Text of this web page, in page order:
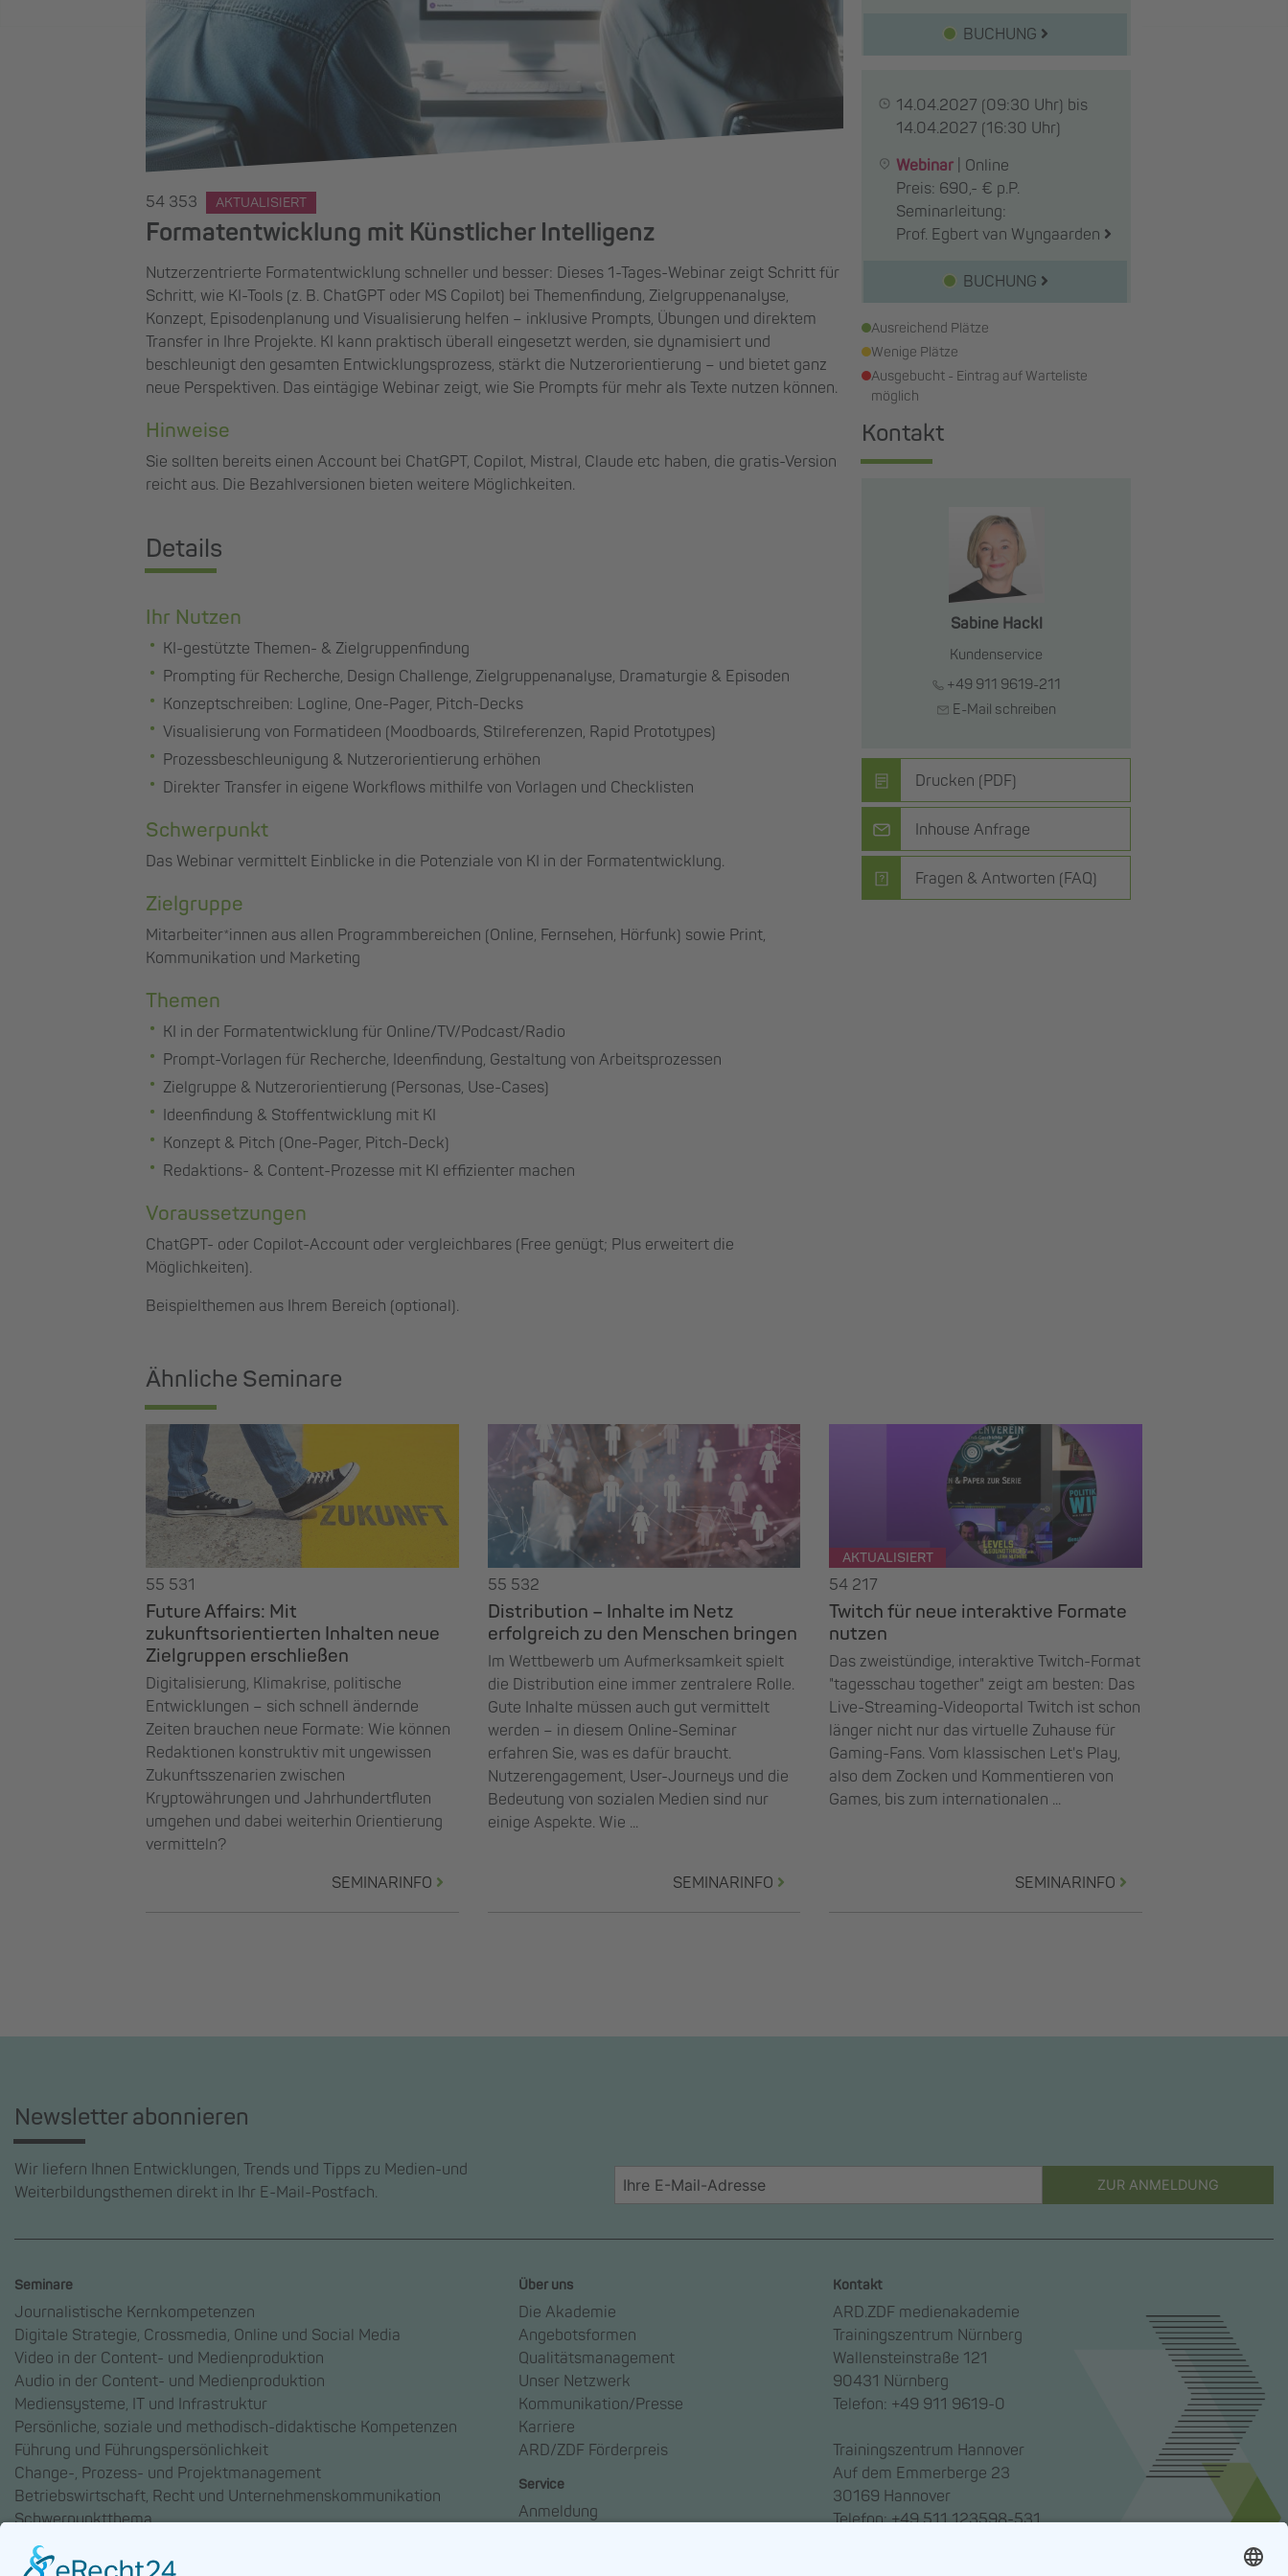
54 353 AKTUALISIERT
Formatentwicklung mit Künstlicher Intelligenz
Nutzerzentrierte Formatentwicklung schneller und besser: Dieses 1-Tages-Webinar zeigt Schritt für
Schritt, wie KI-Tools (z. B. ChatGPT oder MS Copilot) bei Themenfindung, Zielgruppenanalyse,
Konzept, Episodenplanung und Visualisierung helfen – inklusive Prompts, Übungen und direktem
Transfer in Ihre Projekte. KI kann praktisch überall eingesetzt werden, sie dynamisiert und
beschleunigt den gesamten Entwicklungsprozess, stärkt die Nutzerorientierung – und bietet ganz
neue Perspektiven. Das eintägige Webinar zeigt, wie Sie Prompts für mehr als Texte nutzen können.
Hinweise
Sie sollten bereits einen Account bei ChatGPT, Copilot, Mistral, Claude etc haben, die gratis-Version
reicht aus. Die Bezahlversionen bieten weitere Möglichkeiten.
Details
Ihr Nutzen
KI-gestützte Themen- & Zielgruppenfindung
Prompting für Recherche, Design Challenge, Zielgruppenanalyse, Dramaturgie & Episoden
Konzeptschreiben: Logline, One-Pager, Pitch-Decks
Visualisierung von Formatideen (Moodboards, Stilreferenzen, Rapid Prototypes)
Prozessbeschleunigung & Nutzerorientierung erhöhen
Direkter Transfer in eigene Workflows mithilfe von Vorlagen und Checklisten
Schwerpunkt
Das Webinar vermittelt Einblicke in die Potenziale von KI in der Formatentwicklung.
Zielgruppe
Mitarbeiter*innen aus allen Programmbereichen (Online, Fernsehen, Hörfunk) sowie Print,
Kommunikation und Marketing
Themen
KI in der Formatentwicklung für Online/TV/Podcast/Radio
Prompt-Vorlagen für Recherche, Ideenfindung, Gestaltung von Arbeitsprozessen
Zielgruppe & Nutzerorientierung (Personas, Use-Cases)
Ideenfindung & Stoffentwicklung mit KI
Konzept & Pitch (One-Pager, Pitch-Deck)
Redaktions- & Content-Prozesse mit KI effizienter machen
Voraussetzungen
ChatGPT- oder Copilot-Account oder vergleichbares (Free genügt; Plus erweitert die
Möglichkeiten).
Beispielthemen aus Ihrem Bereich (optional).
BUCHUNG
14.04.2027 (09:30 Uhr) bis
14.04.2027 (16:30 Uhr)
Webinar
Online
Preis: 690,- € p.P.
Seminarleitung:
Prof. Egbert van Wyngaarden
BUCHUNG
Ausreichend Plätze
Wenige Plätze
Ausgebucht - Eintrag auf Warteliste
möglich
Kontakt
Sabine Hackl
Kundenservice
+49 911 9619-211
E-Mail schreiben
Drucken (PDF)
Inhouse Anfrage
Fragen & Antworten (FAQ)
Ähnliche Seminare
55 531
Future Affairs: Mit
zukunftsorientierten Inhalten neue
Zielgruppen erschließen
Digitalisierung, Klimakrise, politische
Entwicklungen – sich schnell ändernde
Zeiten brauchen neue Formate: Wie können
Redaktionen konstruktiv mit ungewissen
Zukunftsszenarien zwischen
Kryptowährungen und Jahrhundertfluten
umgehen und dabei weiterhin Orientierung
vermitteln?
SEMINARINFO
55 532
Distribution – Inhalte im Netz
erfolgreich zu den Menschen bringen
Im Wettbewerb um Aufmerksamkeit spielt
die Distribution eine immer zentralere Rolle.
Gute Inhalte müssen auch gut vermittelt
werden – in diesem Online-Seminar
erfahren Sie, was es dafür braucht.
Nutzerengagement, User-Journeys und die
Bedeutung von sozialen Medien sind nur
einige Aspekte. Wie ...
SEMINARINFO
AKTUALISIERT
54 217
Twitch für neue interaktive Formate
nutzen
Das zweistündige, interaktive Twitch-Format
"tagesschau together" zeigt am besten: Das
Live-Streaming-Videoportal Twitch ist schon
länger nicht nur das virtuelle Zuhause für
Gaming-Fans. Vom klassischen Let's Play,
also dem Zocken und Kommentieren von
Games, bis zum internationalen ...
SEMINARINFO
Newsletter abonnieren
Wir liefern Ihnen Entwicklungen, Trends und Tipps zu Medien-und
Weiterbildungsthemen direkt in Ihr E-Mail-Postfach.
ZUR ANMELDUNG
Seminare
Journalistische Kernkompetenzen
Digitale Strategie, Crossmedia, Online und Social Media
Video in der Content- und Medienproduktion
Audio in der Content- und Medienproduktion
Mediensysteme, IT und Infrastruktur
Persönliche, soziale und methodisch-didaktische Kompetenzen
Führung und Führungspersönlichkeit
Change-, Prozess- und Projektmanagement
Betriebswirtschaft, Recht und Unternehmenskommunikation
Schwerpunktthema
Über uns
Die Akademie
Angebotsformen
Qualitätsmanagement
Unser Netzwerk
Kommunikation/Presse
Karriere
ARD/ZDF Förderpreis
Service
Anmeldung
Kontakt
ARD.ZDF medienakademie
Trainingszentrum Nürnberg
Wallensteinstraße 121
90431 Nürnberg
Telefon: +49 911 9619-0
Trainingszentrum Hannover
Auf dem Emmerberge 23
30169 Hannover
Telefon: +49 511 123598-531